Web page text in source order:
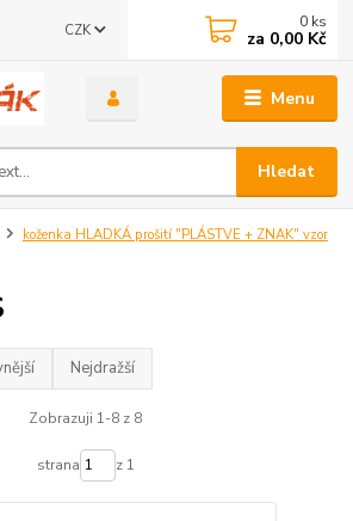
Menu
CZK
Hledat
0 ks
za 0,00 Kč
koženka HLADKÁ prošití "PLÁSTVE + ZNAK" vzor
Nejdražší
Zobrazuji 1-8 z 8
strana z 1